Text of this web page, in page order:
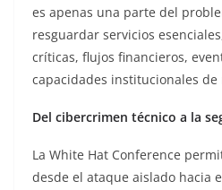
es apenas una parte del
resguardar servicios
críticas, flujos financieros,
capacidades institucionales de
Del cibercrimen técnico a la
La White Hat Conference
desde el ataque aislado hacia